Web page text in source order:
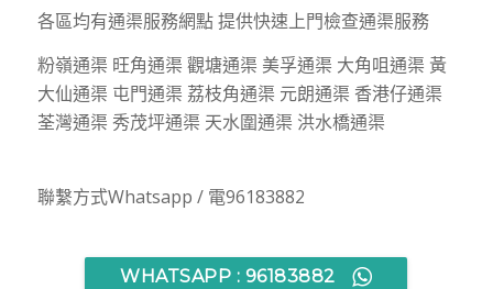
各區均有通渠服務網點 提供快速上門檢查通渠服務
粉嶺通渠 旺角通渠 觀塘通渠 美孚通渠 大角咀通渠 黃
大仙通渠 屯門通渠 荔枝角通渠 元朗通渠 香港仔通渠
荃灣通渠 秀茂坪通渠 天水圍通渠 洪水橋通渠
聯繫方式Whatsapp / 電96183882
WHATSAPP : 96183882